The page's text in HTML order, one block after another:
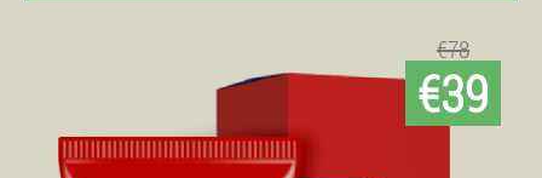
€78
€39